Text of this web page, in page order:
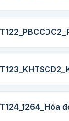
T124_1264_Hóa